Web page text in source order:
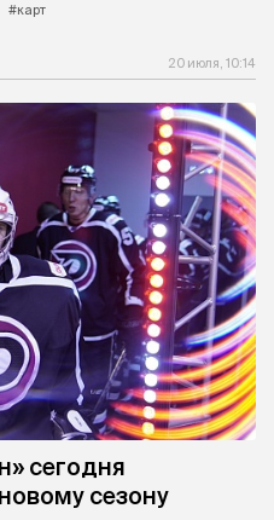
#карт
20 июля, 10:14
сегодня
сезону